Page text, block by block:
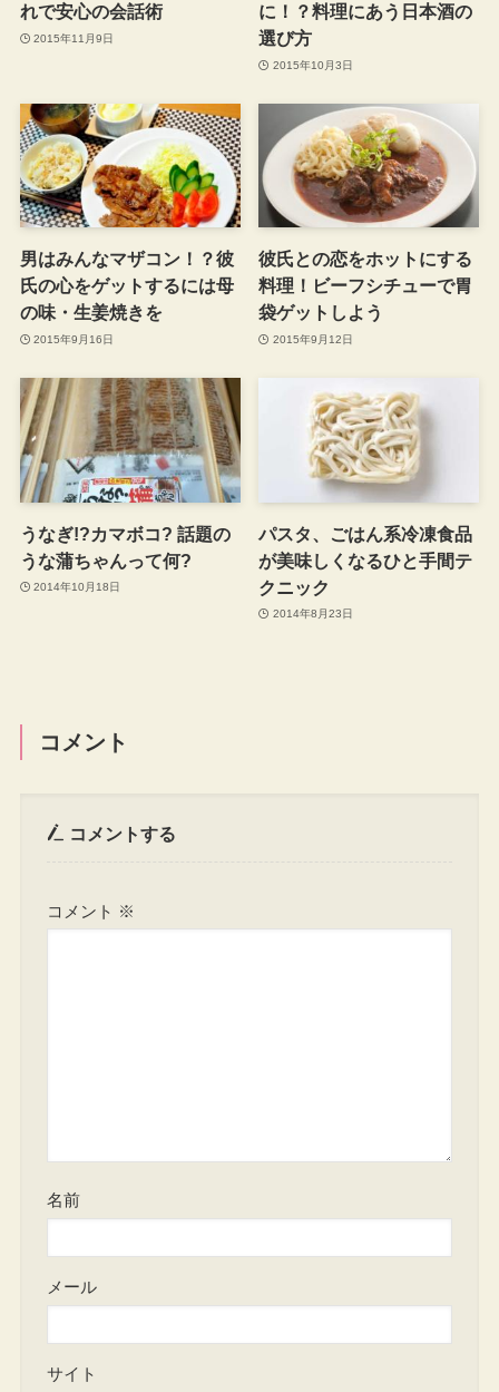
れで安心の会話術
2015年11月9日
に！？料理にあう日本酒の
選び方
2015年10月3日
男はみんなマザコン！？彼
氏の心をゲットするには母
の味・生姜焼きを
2015年9月16日
彼氏との恋をホットにする
料理！ビーフシチューで胃
袋ゲットしよう
2015年9月12日
うなぎ!?カマボコ? 話題の
うな蒲ちゃんって何?
2014年10月18日
パスタ、ごはん系冷凍食品
が美味しくなるひと手間テ
クニック
2014年8月23日
コメント
コメントする
コメント ※
名前
メール
サイト